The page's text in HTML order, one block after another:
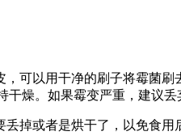
可以用干净的刷子将霉菌
燥。如果霉变严重，建议
掉或者是烘干了，以免食用